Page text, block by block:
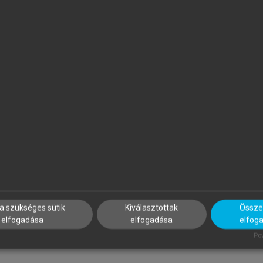
szükséges sütik
elfogadása
Kiválasztottak
elfogadása